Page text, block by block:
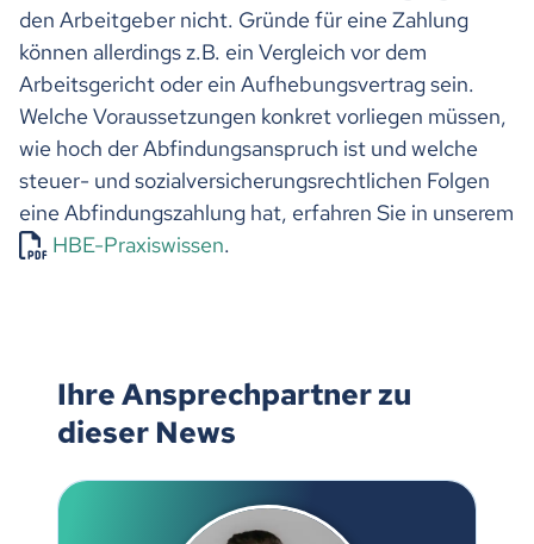
den Arbeitgeber nicht. Gründe für eine Zahlung
können allerdings z.B. ein Vergleich vor dem
Arbeitsgericht oder ein Aufhebungsvertrag sein.
Welche Voraussetzungen konkret vorliegen müssen,
wie hoch der Abfindungsanspruch ist und welche
steuer- und sozialversicherungsrechtlichen Folgen
eine Abfindungszahlung hat, erfahren Sie in unserem
HBE-Praxiswissen.
Ihre Ansprechpartner zu
dieser News